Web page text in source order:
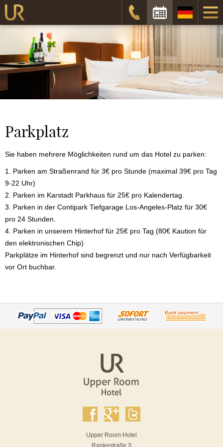
Anreisedatum
Abreisedatum
Prüfen
Parkplatz
Sie haben mehrere Möglichkeiten rund um das Hotel zu parken:
1. Parken am Straßenrand für 3€ pro Stunde (maximal 39€ pro Tag
9-22 Uhr)
2. Parken im Karstadt Parkhaus für 25€ pro Kalendertag.
3. Parken in der Contipark Tiefgarage Los-Angeles-Platz für 30€
pro 24 Stunden.
4. Parken in unserem Hinterhof für 25€ pro Tag (80€ Kaution für
den elektronischen Chip)
Parkplätze im Hinterhof sind begrenzt und nur nach Verfügbarkeit
vor Ort buchbar.
Upper Room Hotel